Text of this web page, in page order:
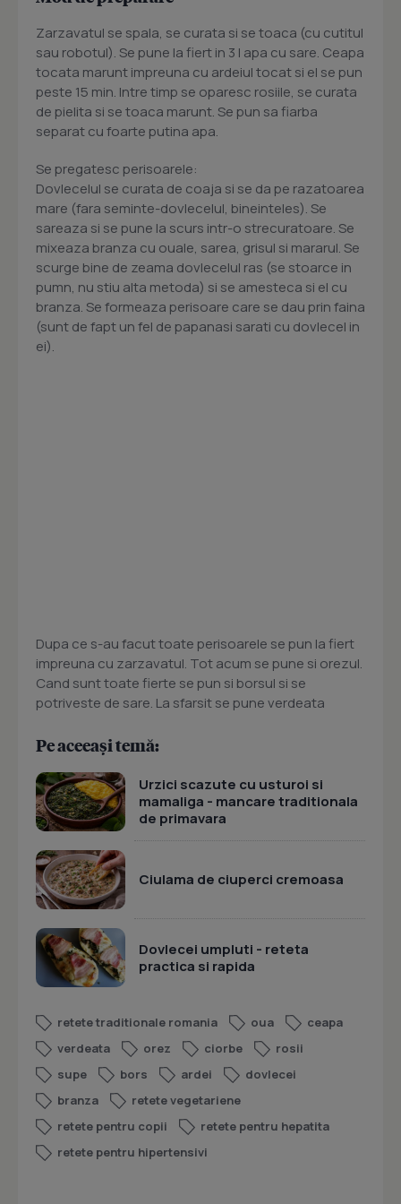
Zarzavatul se spala, se curata si se toaca (cu cutitul
sau robotul). Se pune la fiert in 3 l apa cu sare. Ceapa
tocata marunt impreuna cu ardeiul tocat si el se pun
peste 15 min. Intre timp se oparesc rosiile, se curata
de pielita si se toaca marunt. Se pun sa fiarba
separat cu foarte putina apa.
Se pregatesc perisoarele:
Dovlecelul se curata de coaja si se da pe razatoarea
mare (fara seminte-dovlecelul, bineinteles). Se
sareaza si se pune la scurs intr-o strecuratoare. Se
mixeaza branza cu ouale, sarea, grisul si mararul. Se
scurge bine de zeama dovlecelul ras (se stoarce in
pumn, nu stiu alta metoda) si se amesteca si el cu
branza. Se formeaza perisoare care se dau prin faina
(sunt de fapt un fel de papanasi sarati cu dovlecel in
ei).
Dupa ce s-au facut toate perisoarele se pun la fiert
impreuna cu zarzavatul. Tot acum se pune si orezul.
Cand sunt toate fierte se pun si borsul si se
potriveste de sare. La sfarsit se pune verdeata
Pe aceeași temă:
Urzici scazute cu usturoi si
mamaliga - mancare traditionala
de primavara
Ciulama de ciuperci cremoasa
Dovlecei umpluti - reteta
practica si rapida
retete traditionale romania oua
ceapa
verdeata
orez ciorbe
rosii
supe
bors ardei
dovlecei
branza
retete vegetariene
retete pentru copii
retete pentru hepatita
retete pentru hipertensivi